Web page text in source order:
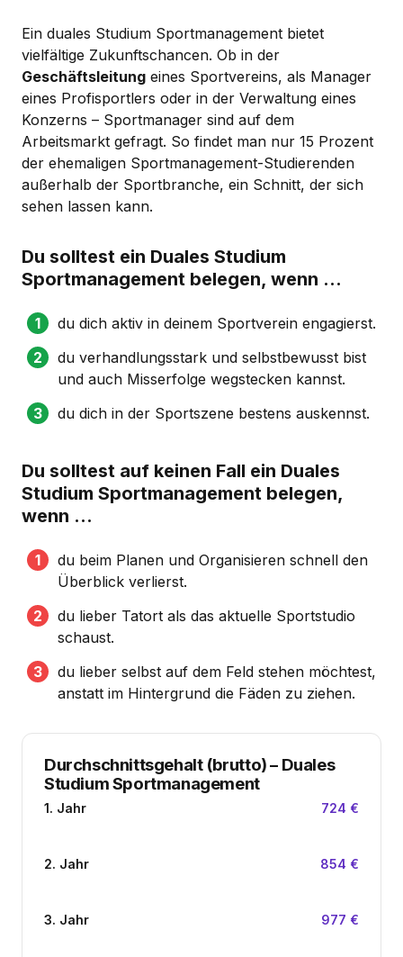
Ein duales Studium Sportmanagement bietet
vielfältige Zukunftschancen. Ob in der
Geschäftsleitung eines Sportvereins, als Manager
eines Profisportlers oder in der Verwaltung eines
Konzerns – Sportmanager sind auf dem
Arbeitsmarkt gefragt. So findet man nur 15 Prozent
der ehemaligen Sportmanagement-Studierenden
außerhalb der Sportbranche, ein Schnitt, der sich
sehen lassen kann.
Du solltest ein Duales Studium
Sportmanagement belegen, wenn …
du dich aktiv in deinem Sportverein engagierst.
du verhandlungsstark und selbstbewusst bist
und auch Misserfolge wegstecken kannst.
du dich in der Sportszene bestens auskennst.
Du solltest auf keinen Fall ein Duales
Studium Sportmanagement belegen,
wenn …
du beim Planen und Organisieren schnell den
Überblick verlierst.
du lieber Tatort als das aktuelle Sportstudio
schaust.
du lieber selbst auf dem Feld stehen möchtest,
anstatt im Hintergrund die Fäden zu ziehen.
Durchschnittsgehalt (brutto)– Duales
Studium Sportmanagement
1. Jahr 724 €
2. Jahr 854 €
3. Jahr 977 €